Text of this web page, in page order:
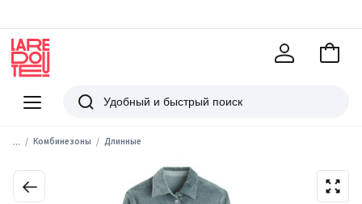
Меню
Redoute
Поиск
В
... Комбинезоны Длинные